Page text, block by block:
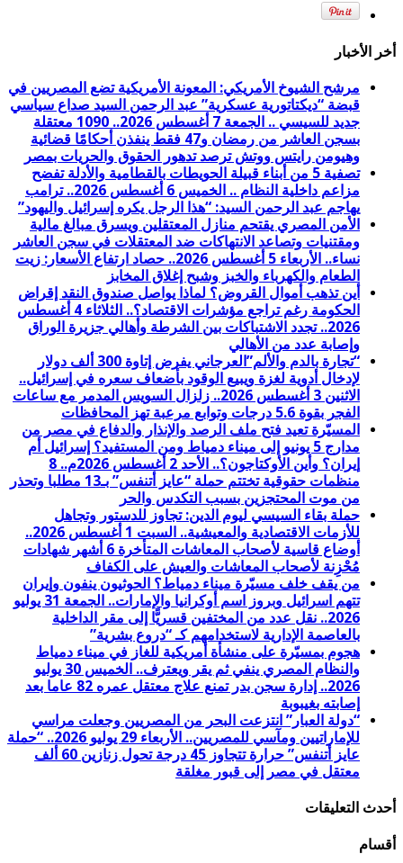
أخر الأخبار
مرشح الشيوخ الأمريكي: المعونة الأمريكية تضع المصريين في
قبضة “ديكتاتورية عسكرية” عبد الرحمن السيد صداع سياسي
جديد للسيسي .. الجمعة 7 أغسطس 2026.. 1090 معتقلة
بسجن العاشر من رمضان و47 فقط ينفذن أحكامًا قضائية
وهيومن رايتس ووتش ترصد تدهور الحقوق والحريات بمصر
تصفية 5 من أبناء قبيلة الحويطات بالقطامية والأدلة تفضح
مزاعم داخلية النظام .. الخميس 6 أغسطس 2026.. ترامب
يهاجم عبد الرحمن السيد: “هذا الرجل يكره إسرائيل واليهود”
الأمن المصري يقتحم منازل المعتقلين ويسرق مبالغ مالية
ومقتنيات وتصاعد الانتهاكات ضد المعتقلات في سجن العاشر
نساء.. الأربعاء 5 أغسطس 2026.. حصاد ارتفاع الأسعار: زيت
الطعام والكهرباء والخبز وشبح إغلاق المخابز
أين تذهب أموال القروض؟ لماذا يواصل صندوق النقد إقراض
الحكومة رغم تراجع مؤشرات الاقتصاد؟.. الثلاثاء 4 أغسطس
2026.. تجدد الاشتباكات بين الشرطة وأهالي جزيرة الوراق
وإصابة عدد من الأهالي
“تجارة بالدم والألم”العرجاني يفرض إتاوة 300 ألف دولار
لإدخال أدوية لغزة ويبيع الوقود بأضعاف سعره في إسرائيل..
الاثنين 3 أغسطس 2026.. زلزال السويس المدمر مع ساعات
الفجر بقوة 5.6 درجات وتوابع مرعبة تهز المحافظات
المسيّرة تعيد فتح ملف الرصد والإنذار والدفاع في مصر من
مدارج 5 يونيو إلى ميناء دمياط ومن المستفيد؟ إسرائيل أم
إيران؟ وأين الأوكتاجون؟.. الأحد 2 أغسطس 2026م.. 8
منظمات حقوقية تختتم حملة “عايز أتنفس” بـ13 مطلبا وتحذر
من موت المحتجزين بسبب التكدس والحر
حملة بقاء السيسي ليوم الدين: تجاوز للدستور وتجاهل
للأزمات الاقتصادية والمعيشية.. السبت 1 أغسطس 2026..
أوضاع قاسية لأصحاب المعاشات المتأخرة 6 أشهر شهادات
مُحْزِنة لأصحاب المعاشات والعيش على الكفاف
من يقف خلف مسيّرة ميناء دمياط؟ الحوثيون ينفون وإيران
تتهم اسرائيل وبروز اسم أوكرانيا والإمارات.. الجمعة 31 يوليو
2026.. نقل عدد من المختفين قسريًّا إلى مقر الداخلية
بالعاصمة الإدارية لاستخدامهم كـ “دروع بشرية”
هجوم بمسيّرة على منشأة أمريكية للغاز في ميناء دمياط
والنظام المصري ينفي ثم يقر ويعترف.. الخميس 30 يوليو
2026.. إدارة سجن بدر تمنع علاج معتقل عمره 82 عاما بعد
إصابته بغيبوبة
“دولة العبار” انتزعت البحر من المصريين وجعلت مراسي
للإماراتيين ومآسي للمصريين.. الأربعاء 29 يوليو 2026.. “حملة
عايز أتنفس” حرارة تتجاوز 45 درجة تحول زنازين 60 ألف
معتقل في مصر إلى قبور مغلقة
أحدث التعليقات
أقسام